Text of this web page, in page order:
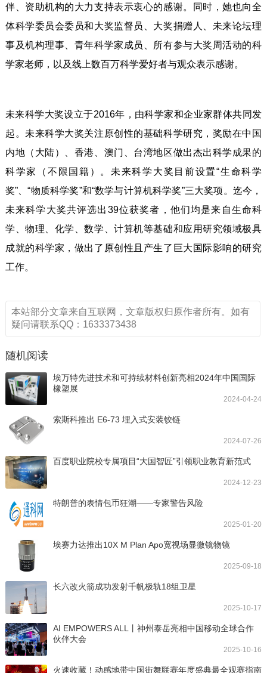
伴、资助机构的大力支持表示衷心的感谢。同时，她也向全
体科学委员会委员和大奖监督员、大奖捐赠人、未来论坛理
事及机构理事、青年科学家成员、所有参与大奖周活动的科
学家老师，以及线上数百万科学爱好者与观众表示感谢。
未来科学大奖设立于2016年，由科学家和企业家群体共同发
起。未来科学大奖关注原创性的基础科学研究，奖励在中国
内地（大陆）、香港、澳门、台湾地区做出杰出科学成果的
科学家（不限国籍）。未来科学大奖目前设置“生命科学
奖”、“物质科学奖”和“数学与计算机科学奖”三大奖项。迄今，
未来科学大奖共评选出39位获奖者，他们均是来自生命科
学、物理、化学、数学、计算机等基础和应用研究领域极具
成就的科学家，做出了原创性且产生了巨大国际影响的研究
工作。
本站部分文章来自互联网，文章版权归原作者所有。如有
疑问请联系QQ：1633373438
随机阅读
埃万特先进技术和可持续材料创新亮相2024年中国国际
橡塑展
2024-04-24
索斯科推出 E6-73 埋入式安装铰链
2024-07-26
百度职业院校专属项目“大国智匠”引领职业教育新范式
2024-12-23
特朗普的表情包币狂潮——专家警告风险
2025-01-20
埃赛力达推出10X M Plan Apo宽视场显微镜物镜
2025-09-18
长六改火箭成功发射千帆极轨18组卫星
2025-10-17
AI EMPOWERS ALL丨神州泰岳亮相中国移动全球合作
伙伴大会
2025-10-16
火速收藏！动感地带中国街舞联赛年度盛典最全观赛指南